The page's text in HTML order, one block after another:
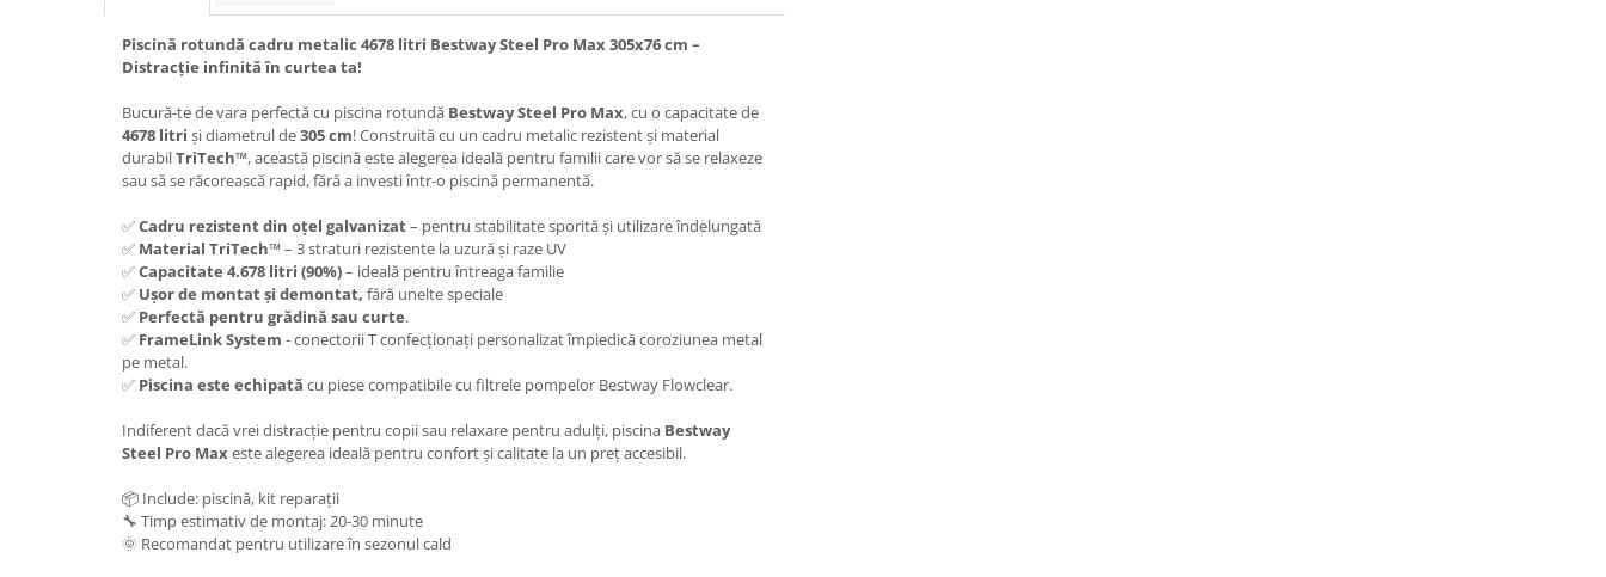
Piscină rotundă cadru metalic 4678 litri Bestway Steel Pro Max 305x76 cm –
Distracție infinită în curtea ta!
Bucură-te de vara perfectă cu piscina rotundă Bestway Steel Pro Max, cu o capacitate de
4678 litri și diametrul de305 cm! Construită cu un cadru metalic rezistent și material
durabilTriTech™, această piscină este alegerea ideală pentru familii care vor să se relaxeze
sau să se răcorească rapid, fără a investi într-o piscină permanentă.
✅Cadru rezistent din oțel galvanizat– pentru stabilitate sporită și utilizare îndelungată
✅ Material TriTech™ – 3 straturi rezistente la uzură și raze UV
✅Capacitate 4.678 litri (90%)– ideală pentru întreaga familie
✅ Ușor de montat și demontat, fără unelte speciale
✅ Perfectă pentru grădină sau curte.
✅ FrameLink System - conectorii T confecționați personalizat împiedică coroziunea metal
pe metal.
✅ Piscina este echipată cu piese compatibile cu filtrele pompelor Bestway Flowclear.
Indiferent dacă vrei distracție pentru copii sau relaxare pentru adulți, piscina Bestway
Steel Pro Maxeste alegerea ideală pentru confort și calitate la un preț accesibil.
📦 Include: piscină, kit reparații
🔧 Timp estimativ de montaj: 20-30 minute
🌞 Recomandat pentru utilizare în sezonul cald